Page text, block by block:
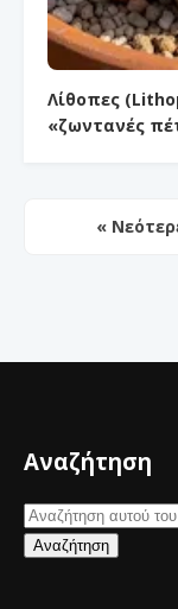
Λίθοπες
«ζωντανές
«
Αναζήτηση